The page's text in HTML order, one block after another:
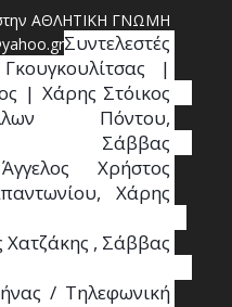
στην ΑΘΛΗΤΙΚΗ ΓΝΩΜΗ
Συντελεστές
|
| Χάρης Στόικος
Πόντου,
Σάββας
Χρήστος
Χάρης
, Σάββας
/ Τηλεφωνική